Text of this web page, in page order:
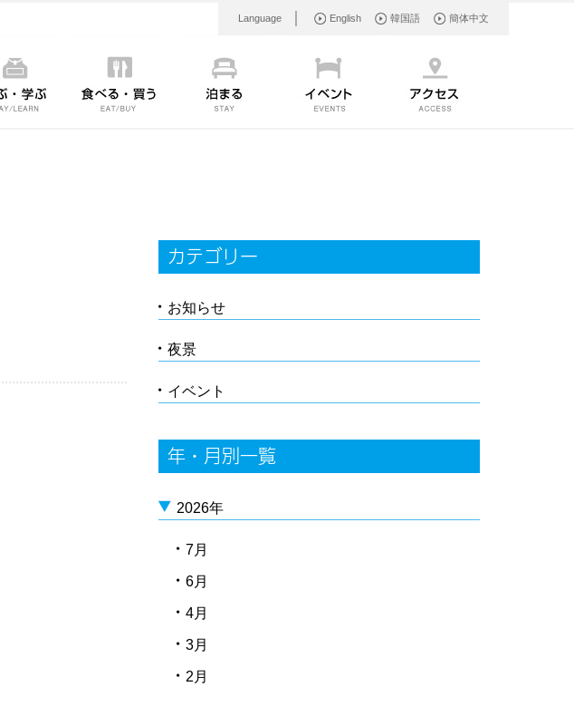
Language English 韓国語 簡体中文
カテゴリー
お知らせ
夜景
イベント
年・月別一覧
2026年
7月
6月
4月
3月
2月